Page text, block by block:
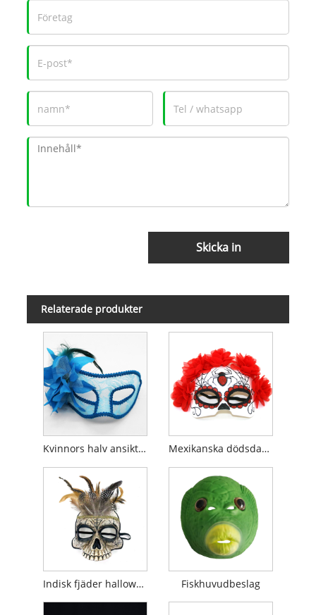
Skicka in
Relaterade produkter
Kvinnors halv ansiktsmask Mexikanska dödsdagsmasker
Indisk fjäder halloween läskig mask Fiskhuvudbeslag